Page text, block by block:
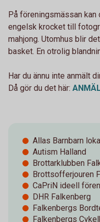
På föreningsmässan kan
engelsk krocket till
mahjong. Utomhus blir
basket. En otrolig
Har du ännu inte anmält
Då gör du det här:
Allas Barnbarn
Autism Halland
Brottarklubben
Brottsofferjouren
CaPriN ideell
DHR Falkenberg
Falkenbergs
Falkenbergs